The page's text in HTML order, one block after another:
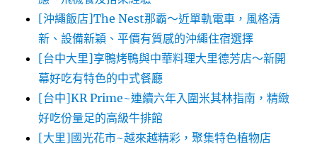
[沖繩飯店]The Nest那霸～近單軌電車，風格清
新、設備新穎、平價有質感的沖繩住宿選擇
[台中大里]享鴨烤鴨與中華料理大里德芳店～新開
幕好吃有特色的中式餐廳
[台中]KR Prime~連續六年入圍米其林指南，精緻
好吃份量足的高級牛排館
[大里]國光花市~越來越精彩，聚集特色植物店